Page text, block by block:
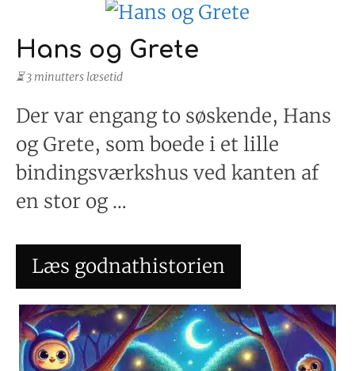
Hans og Grete
⏳ 3 minutters læsetid
Der var engang to søskende, Hans
og Grete, som boede i et lille
bindingsværkshus ved kanten af
en stor og …
Læs godnathistorien